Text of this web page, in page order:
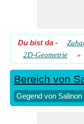
Du bist da -
2D-Geometrie
»
Bereich von
Gegend von Salinon